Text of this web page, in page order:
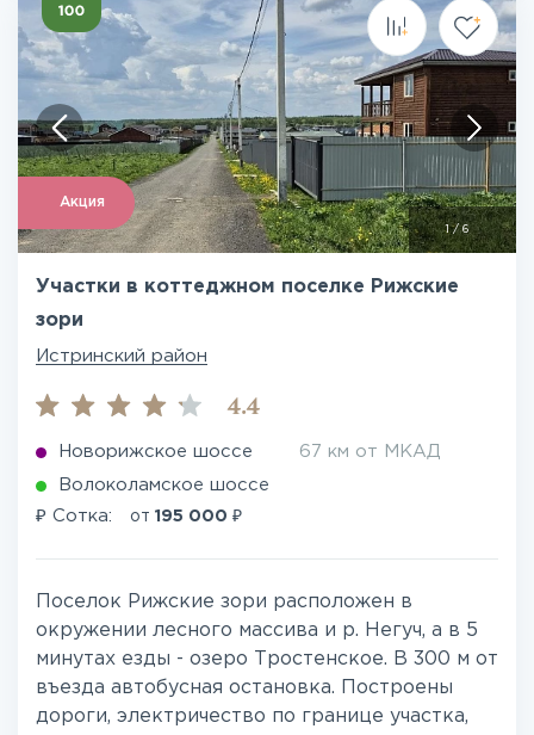
Акция
1 /6
Участки в коттеджном поселке Рижские
зори
Истринский район
4.4
Новорижское шоссе 67 км от МКАД
Волоколамское шоссе
₽ Сотка: от 195 000 ₽
Поселок Рижские зори расположен в
окружении лесного массива и р. Негуч, а в 5
минутах езды - озеро Тростенское. В 300 м от
въезда автобусная остановка. Построены
дороги, электричество по границе участка,